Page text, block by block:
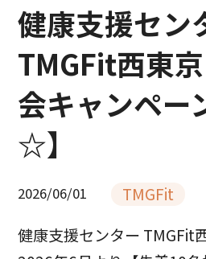
健康支援セン
TMGFit西東
会キャンペー
☆】
2026/06/01
TMGFit
健康支援センター TMGFit